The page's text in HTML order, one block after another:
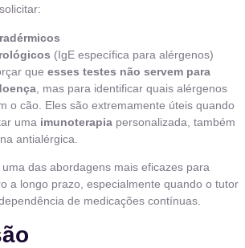
(IgE específica para alérgenos)
que esses testes não servem para
, mas para identificar quais alérgenos
o cão. Eles são extremamente úteis quando
uma imunoterapia personalizada, também
antialérgica.
das abordagens mais eficazes para
a longo prazo, especialmente quando o tutor
de medicações contínuas.